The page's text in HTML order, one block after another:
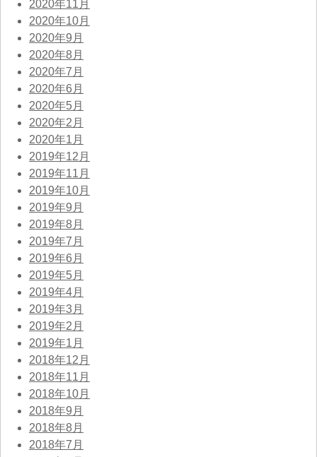
2020年11月
2020年10月
2020年9月
2020年8月
2020年7月
2020年6月
2020年5月
2020年2月
2020年1月
2019年12月
2019年11月
2019年10月
2019年9月
2019年8月
2019年7月
2019年6月
2019年5月
2019年4月
2019年3月
2019年2月
2019年1月
2018年12月
2018年11月
2018年10月
2018年9月
2018年8月
2018年7月